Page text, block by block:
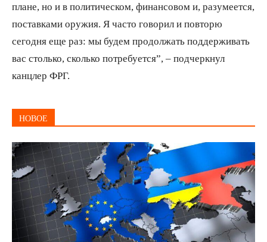
плане, но и в политическом, финансовом и, разумеется,
поставками оружия. Я часто говорил и повторю
сегодня еще раз: мы будем продолжать поддерживать
вас столько, сколько потребуется”, – подчеркнул
канцлер ФРГ.
НОВОЕ